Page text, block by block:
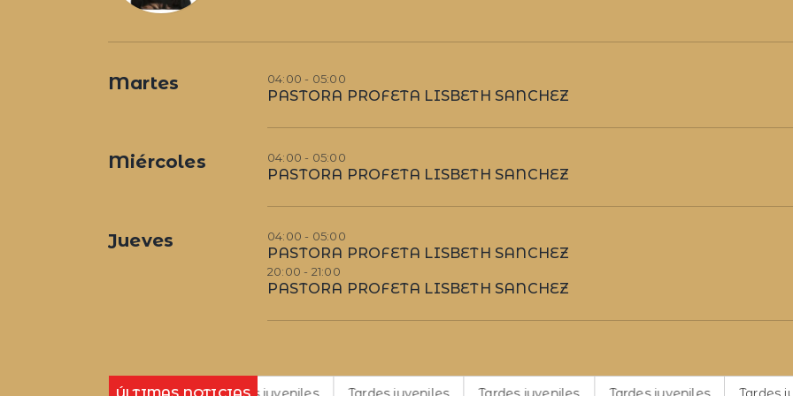
Martes 04:00 - 05:00
PASTORA PROFETA LISBETH SANCHEZ
Miércoles 04:00 - 05:00
PASTORA PROFETA LISBETH SANCHEZ
Jueves 04:00 - 05:00
PASTORA PROFETA LISBETH SANCHEZ
20:00 - 21:00
PASTORA PROFETA LISBETH SANCHEZ